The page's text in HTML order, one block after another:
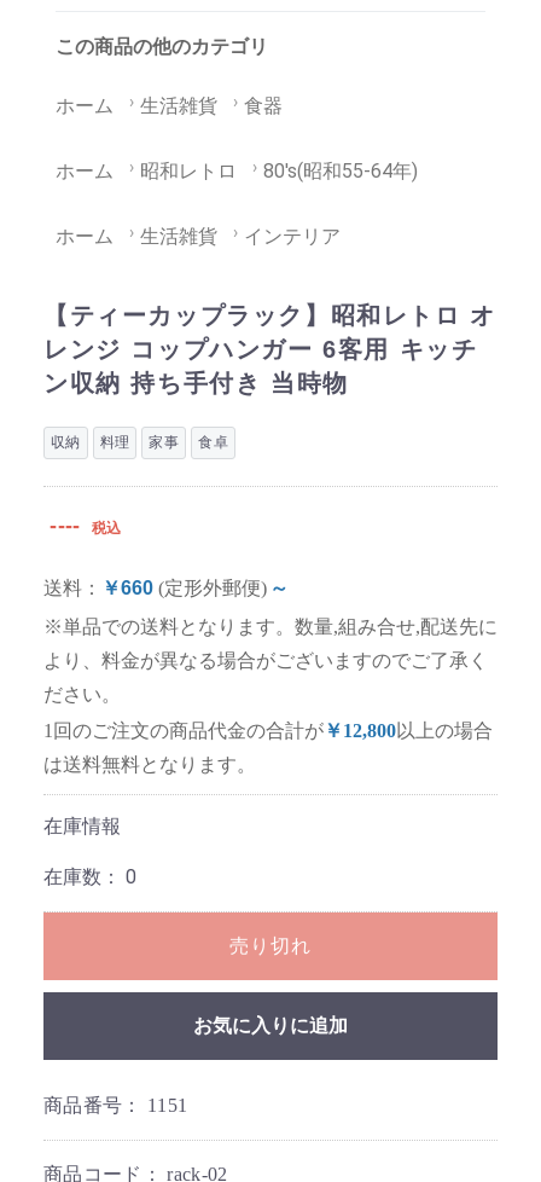
この商品の他のカテゴリ
ホーム 生活雑貨 食器
ホーム 昭和レトロ 80's(昭和55-64年)
ホーム 生活雑貨 インテリア
【ティーカップラック】昭和レトロ オ
レンジ コップハンガー 6客用 キッチ
ン収納 持ち手付き 当時物
収納 料理 家事 食卓
---- 税込
送料： ￥660 (定形外郵便) ～
※単品での送料となります。数量,組み合せ,配送先に
より、料金が異なる場合がございますのでご了承く
ださい。
1回のご注文の商品代金の合計が￥12,800以上の場合
は送料無料となります。
在庫情報
在庫数： 0
売り切れ
お気に入りに追加
商品番号： 1151
商品コード：rack-02